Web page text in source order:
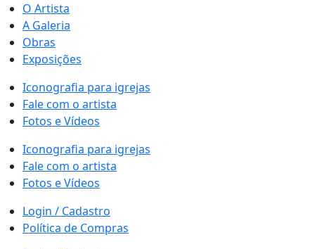
O Artista
A Galeria
Obras
Exposições
Iconografia para igrejas
Fale com o artista
Fotos e Vídeos
Iconografia para igrejas
Fale com o artista
Fotos e Vídeos
Login / Cadastro
Política de Compras